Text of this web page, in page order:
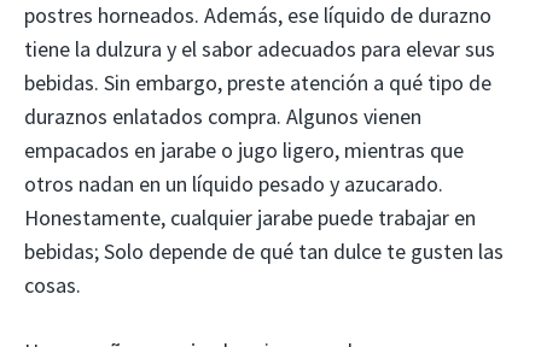
postres horneados. Además, ese líquido de durazno
tiene la dulzura y el sabor adecuados para elevar sus
bebidas. Sin embargo, preste atención a qué tipo de
duraznos enlatados compra. Algunos vienen
empacados en jarabe o jugo ligero, mientras que
otros nadan en un líquido pesado y azucarado.
Honestamente, cualquier jarabe puede trabajar en
bebidas; Solo depende de qué tan dulce te gusten las
cosas.